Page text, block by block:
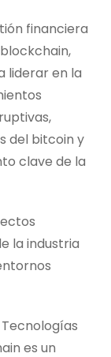
financiera
liderar en la
del bitcoin y
clave de la
la industria
es un